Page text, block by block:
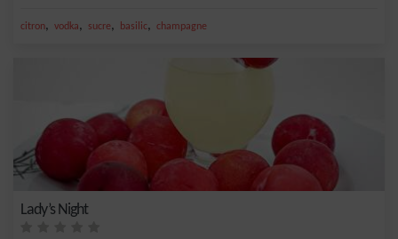
citron, vodka, sucre, basilic, champagne
Lady’s Night